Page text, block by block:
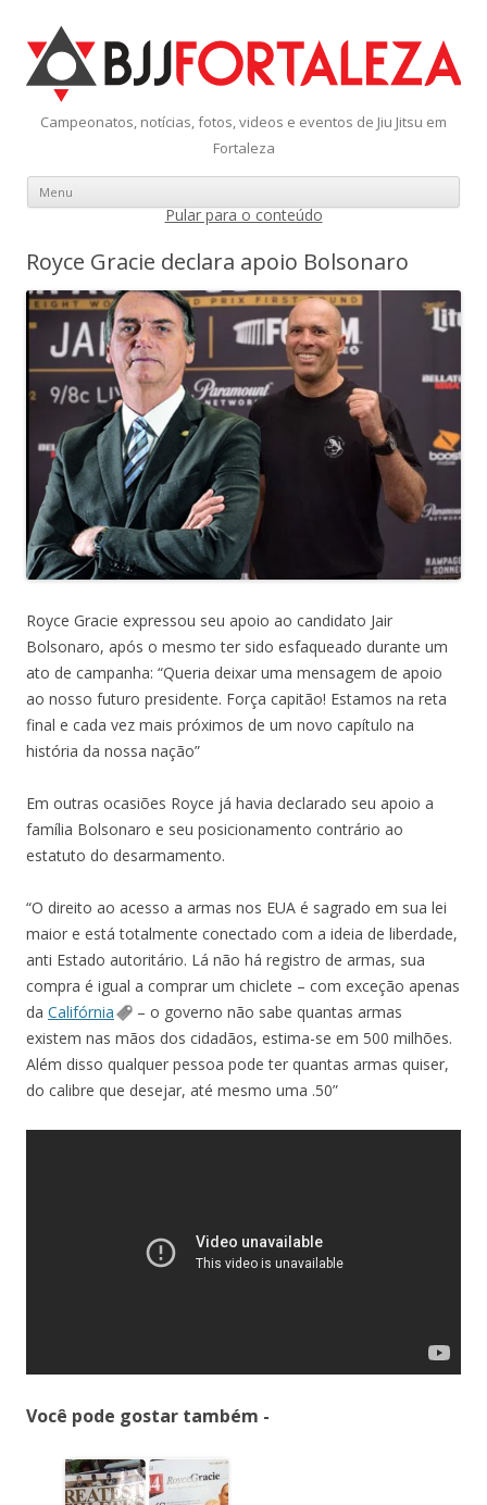
Campeonatos, notícias, fotos, videos e eventos de Jiu Jitsu em
Fortaleza
Menu
Pular para o conteúdo
Royce Gracie declara apoio Bolsonaro
Royce Gracie expressou seu apoio ao candidato Jair
Bolsonaro, após o mesmo ter sido esfaqueado durante um
ato de campanha: “Queria deixar uma mensagem de apoio
ao nosso futuro presidente. Força capitão! Estamos na reta
final e cada vez mais próximos de um novo capítulo na
história da nossa nação”
Em outras ocasiões Royce já havia declarado seu apoio a
família Bolsonaro e seu posicionamento contrário ao
estatuto do desarmamento.
“O direito ao acesso a armas nos EUA é sagrado em sua lei
maior e está totalmente conectado com a ideia de liberdade,
anti Estado autoritário. Lá não há registro de armas, sua
compra é igual a comprar um chiclete – com exceção apenas
da Califórnia
– o governo não sabe quantas armas
existem nas mãos dos cidadãos, estima-se em 500 milhões.
Além disso qualquer pessoa pode ter quantas armas quiser,
do calibre que desejar, até mesmo uma .50”
Você pode gostar também -